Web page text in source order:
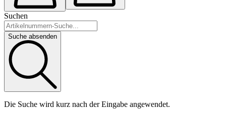
Suchen
Suche absenden
Die Suche wird kurz nach der Eingabe angewendet.